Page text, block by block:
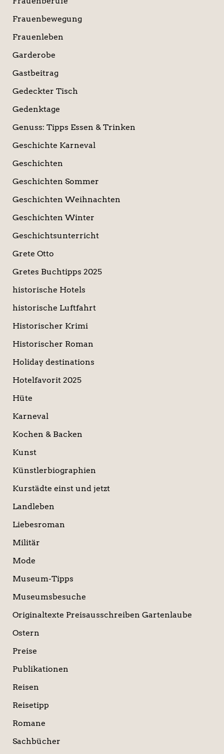
Frauenbewegung
Frauenleben
Garderobe
Gastbeitrag
Gedeckter Tisch
Gedenktage
Genuss: Tipps Essen & Trinken
Geschichte Karneval
Geschichten
Geschichten Sommer
Geschichten Weihnachten
Geschichten Winter
Geschichtsunterricht
Grete Otto
Gretes Buchtipps 2025
historische Hotels
historische Luftfahrt
Historischer Krimi
Historischer Roman
Holiday destinations
Hotelfavorit 2025
Hüte
Karneval
Kochen & Backen
Kunst
Künstlerbiographien
Kurstädte einst und jetzt
Landleben
Liebesroman
Militär
Mode
Museum-Tipps
Museumsbesuche
Originaltexte Preisausschreiben Gartenlaube
Ostern
Preise
Publikationen
Reisen
Reisetipp
Romane
Sachbücher